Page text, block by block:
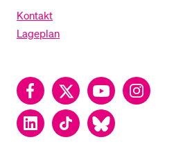
Kontakt
Lageplan
FacebookTwitter YouTubeInstagram
LinkedInTikTok Bluesky